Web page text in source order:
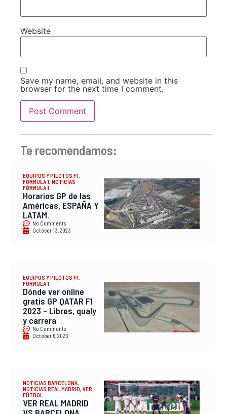
Website
Save my name, email, and website in this
browser for the next time I comment.
Te recomendamos:
EQUIPOS Y PILOTOS F1,
FORMULA 1, NOTICIAS
FÓRMULA 1
Horarios GP de las
Américas, ESPAÑA Y
LATAM.
No Comments
October 13, 2023
EQUIPOS Y PILOTOS F1,
FORMULA 1
Dónde ver online
gratis GP QATAR F1
2023 – Libres, qualy
y carrera
No Comments
October 6, 2023
NOTICIAS BARCELONA,
NOTICIAS REAL MADRID, VER
FÚTBOL
VER REAL MADRID